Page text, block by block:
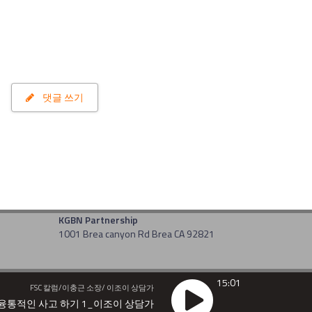
댓글 쓰기
KGBN Partnership
1001 Brea canyon Rd Brea CA 92821
15:01
FSC 칼럼/이충근 소장/ 이조이 상담가
통적인 사고 하기 1_이조이 상담가